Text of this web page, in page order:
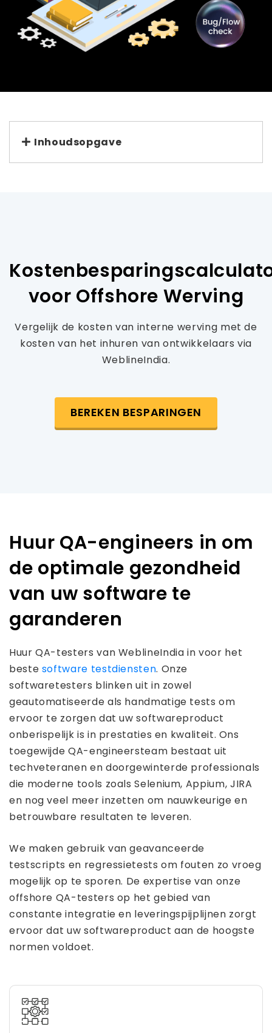
Inhoudsopgave
voor Offshore Werving
Vergelijk de kosten van interne werving met de
kosten van het inhuren van ontwikkelaars via
WeblineIndia.
BEREKEN BESPARINGEN
Huur QA-engineers in om
de optimale gezondheid
van uw software te
garanderen
Huur QA-testers van WeblineIndia in voor het
beste software testdiensten. Onze
softwaretesters blinken uit in zowel
geautomatiseerde als handmatige tests om
ervoor te zorgen dat uw softwareproduct
onberispelijk is in prestaties en kwaliteit. Ons
toegewijde QA-engineersteam bestaat uit
techveteranen en doorgewinterde professionals
die moderne tools zoals Selenium, Appium, JIRA
en nog veel meer inzetten om nauwkeurige en
betrouwbare resultaten te leveren.
We maken gebruik van geavanceerde
testscripts en regressietests om fouten zo vroeg
mogelijk op te sporen. De expertise van onze
offshore QA-testers op het gebied van
constante integratie en leveringspijplijnen zorgt
ervoor dat uw softwareproduct aan de hoogste
normen voldoet.